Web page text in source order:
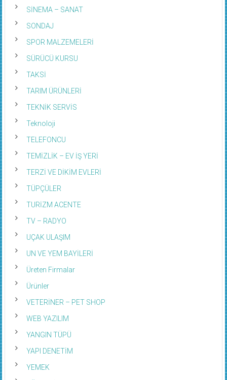
SİNEMA – SANAT
SONDAJ
SPOR MALZEMELERİ
SÜRÜCÜ KURSU
TAKSİ
TARIM ÜRÜNLERİ
TEKNİK SERVİS
Teknoloji
TELEFONCU
TEMİZLİK – EV İŞ YERİ
TERZİ VE DİKİM EVLERİ
TÜPÇÜLER
TURİZM ACENTE
TV – RADYO
UÇAK ULAŞIM
UN VE YEM BAYİLERİ
Üreten Firmalar
Ürünler
VETERİNER – PET SHOP
WEB YAZILIM
YANGIN TÜPÜ
YAPI DENETİM
YEMEK